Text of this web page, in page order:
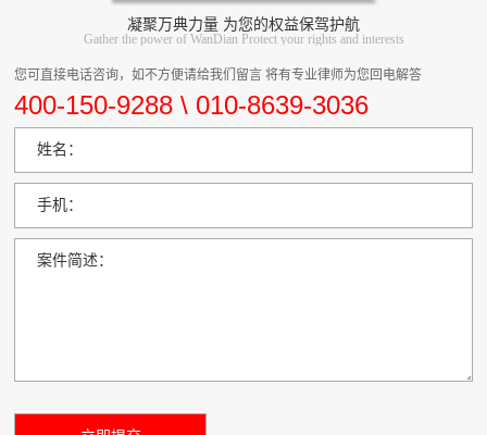
凝聚万典力量 为您的权益保驾护航
Gather the power of WanDian Protect your rights and interests
您可直接电话咨询，如不方便请给我们留言 将有专业律师为您回电解答
400-150-9288 \ 010-8639-3036
姓名：
手机：
案件简述：